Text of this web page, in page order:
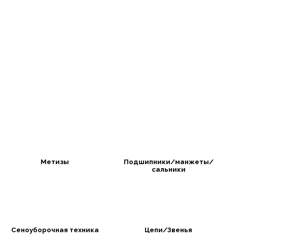
Метизы
Подшипники/манжеты/
сальники
Сеноуборочная техника Цепи/Звенья